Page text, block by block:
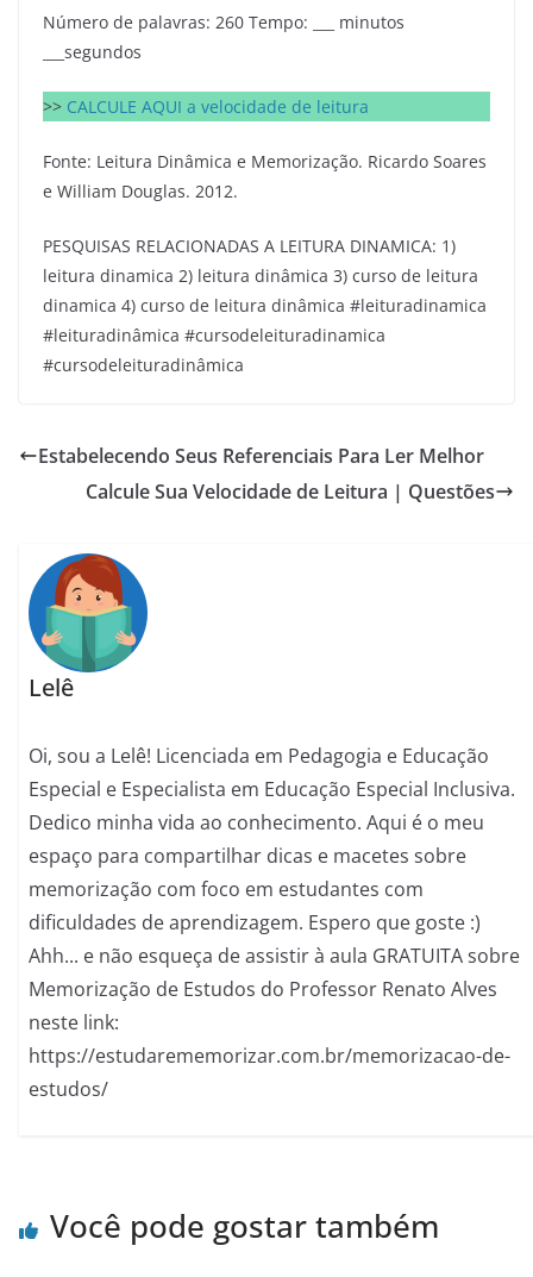
Número de palavras: 260 Tempo: ___ minutos
___segundos
>> CALCULE AQUI a velocidade de leitura
Fonte: Leitura Dinâmica e Memorização. Ricardo Soares
e William Douglas. 2012.
PESQUISAS RELACIONADAS A LEITURA DINAMICA: 1)
leitura dinamica 2) leitura dinâmica 3) curso de leitura
dinamica 4) curso de leitura dinâmica #leituradinamica
#leituradinâmica #cursodeleituradinamica
#cursodeleituradinâmica
Estabelecendo Seus Referenciais Para Ler Melhor
Calcule Sua Velocidade de Leitura | Questões
Lelê
Oi, sou a Lelê! Licenciada em Pedagogia e Educação
Especial e Especialista em Educação Especial Inclusiva.
Dedico minha vida ao conhecimento. Aqui é o meu
espaço para compartilhar dicas e macetes sobre
memorização com foco em estudantes com
dificuldades de aprendizagem. Espero que goste :)
Ahh... e não esqueça de assistir à aula GRATUITA sobre
Memorização de Estudos do Professor Renato Alves
neste link:
https://estudarememorizar.com.br/memorizacao-de-
estudos/
Você pode gostar também